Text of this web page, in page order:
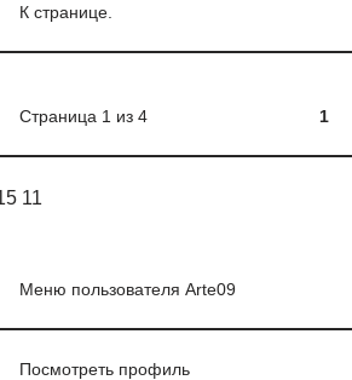
К странице.
Страница 1 из 4 1
11
Меню пользователя Arte09
Посмотреть профиль